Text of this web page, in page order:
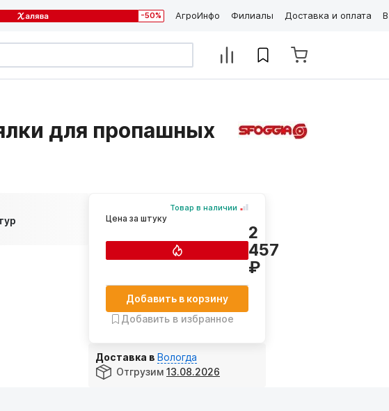
-50% АгроИнфо Филиалы Доставка и оплата
для пропашных
Товар в наличии
Цена за штуку
2
457
₽
Добавить в корзину
Добавить в избранное
Доставка в Вологда
Отгрузим 13.08.2026